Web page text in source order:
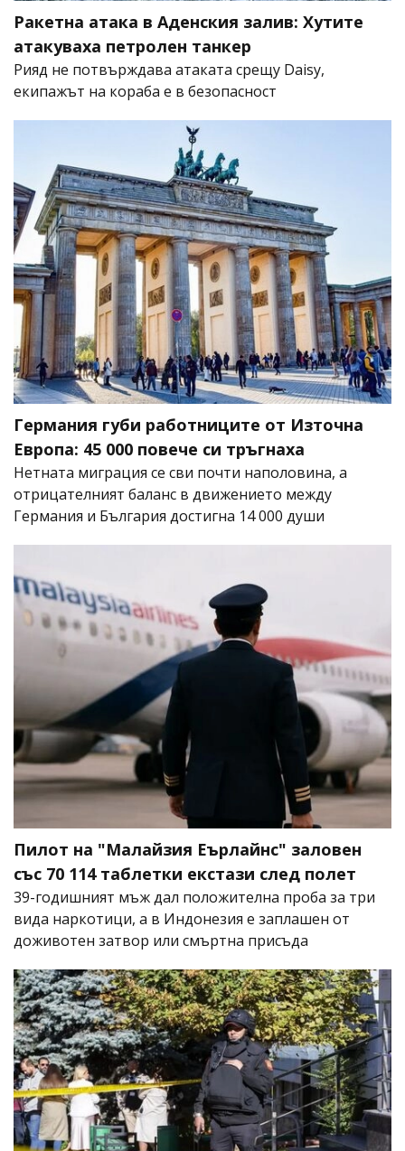
Ракетна атака в Аденския залив: Хутите
атакуваха петролен танкер
Рияд не потвърждава атаката срещу Daisy,
екипажът на кораба е в безопасност
Германия губи работниците от Източна
Европа: 45 000 повече си тръгнаха
Нетната миграция се сви почти наполовина, а
отрицателният баланс в движението между
Германия и България достигна 14 000 души
Пилот на "Малайзия Еърлайнс" заловен
със 70 114 таблетки екстази след полет
39-годишният мъж дал положителна проба за три
вида наркотици, а в Индонезия е заплашен от
доживотен затвор или смъртна присъда